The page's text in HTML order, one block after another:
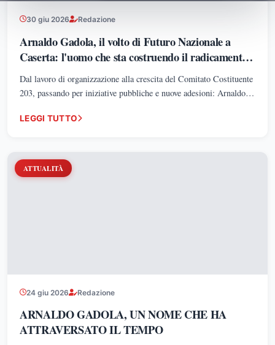
30 giu 2026 Redazione
Arnaldo Gadola, il volto di Futuro Nazionale a
Caserta: l'uomo che sta costruendo il radicamento
del movimento sul territorio
Dal lavoro di organizzazione alla crescita del Comitato Costituente
203, passando per iniziative pubbliche e nuove adesioni: Arnaldo
Nazionale nella provincia di Caserta.
LEGGI TUTTO
ATTUALITÀ
24 giu 2026 Redazione
ARNALDO GADOLA, UN NOME CHE HA
ATTRAVERSATO IL TEMPO